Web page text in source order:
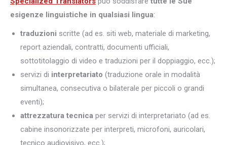
esigenze linguistiche in qualsiasi lingua:
traduzioni scritte (ad es. siti web, materiale di marketing,
report aziendali, contratti, documenti ufficiali,
sottotitolaggio di video e traduzioni per il doppiaggio, ecc.);
servizi di interpretariato (traduzione orale in modalità
simultanea, consecutiva o bilaterale per piccoli o grandi
eventi);
attrezzatura tecnica per servizi di interpretariato (ad es.
cabine insonorizzate per interpreti, microfoni, auricolari,
tecnico audiovisivo, ecc.);